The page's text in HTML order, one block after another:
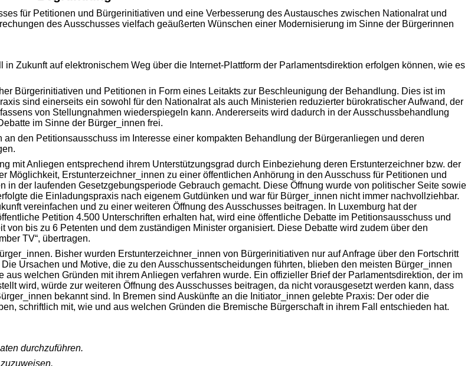
für Petitionen und Bürgerinitiativen und eine Verbesserung des Austausches zwischen Nationalrat und
des Ausschusses vielfach geäußerten Wünschen einer Modernisierung im Sinne der Bürgerinnen
Zukunft auf elektronischem Weg über die Internet-Plattform der Parlamentsdirektion erfolgen können, wie es
Bürgerinitiativen und Petitionen in Form eines Leitakts zur Beschleunigung der Behandlung. Dies ist im
sind einerseits ein sowohl für den Nationalrat als auch Ministerien reduzierter bürokratischer Aufwand, der
von Stellungnahmen wiederspiegeln kann. Andererseits wird dadurch in der Ausschussbehandlung
im Sinne der Bürger_innen frei.
den Petitionsausschuss im Interesse einer kompakten Behandlung der Bürgeranliegen und deren
mit Anliegen entsprechend ihrem Unterstützungsgrad durch Einbeziehung deren Erstunterzeichner bzw. der
Erstunterzeichner_innen zu einer öffentlichen Anhörung in den Ausschuss für Petitionen und
der laufenden Gesetzgebungsperiode Gebrauch gemacht. Diese Öffnung wurde von politischer Seite sowie
die Einladungspraxis nach eigenem Gutdünken und war für Bürger_innen nicht immer nachvollziehbar.
vereinfachen und zu einer weiteren Öffnung des Ausschusses beitragen. In Luxemburg hat der
Petition 4.500 Unterschriften erhalten hat, wird eine öffentliche Debatte im Petitionsausschuss und
bis zu 6 Petenten und dem zuständigen Minister organisiert. Diese Debatte wird zudem über den
TV“, übertragen.
Bisher wurden Erstunterzeichner_innen von Bürgerinitiativen nur auf Anfrage über den Fortschritt
Ursachen und Motive, die zu den Ausschussentscheidungen führten, blieben den meisten Bürger_innen
welchen Gründen mit ihrem Anliegen verfahren wurde. Ein offizieller Brief der Parlamentsdirektion, der im
wird, würde zur weiteren Öffnung des Ausschusses beitragen, da nicht vorausgesetzt werden kann, dass
bekannt sind. In Bremen sind Auskünfte an die Initiator_innen gelebte Praxis: Der oder die
schriftlich mit, wie und aus welchen Gründen die Bremische Bürgerschaft in ihrem Fall entschieden hat.
durchzuführen.